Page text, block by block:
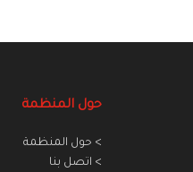
حول المنظمة
> حول المنظمة
> اتصل بنا